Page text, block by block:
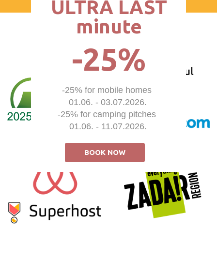
ULTRA LAST
minute
-25% for mobile homes
01.06. - 03.07.2026.
-25% for camping pitches
01.06. - 11.07.2026.
-25%
BOOK NOW